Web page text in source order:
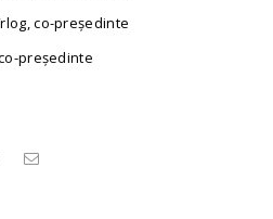
co-președinte
președinte